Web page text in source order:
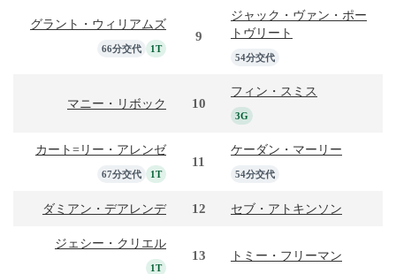
グラント・ウィリアムズ
66分交代 1T
9
ジャック・ヴァン・ポー
トヴリート
54分交代
マニー・リボック 10
フィン・スミス
3G
カート=リー・アレンゼ
67分交代 1T
11
ケーダン・マーリー
54分交代
ダミアン・デアレンデ 12 セブ・アトキンソン
ジェシー・クリエル
1T
13 トミー・フリーマン